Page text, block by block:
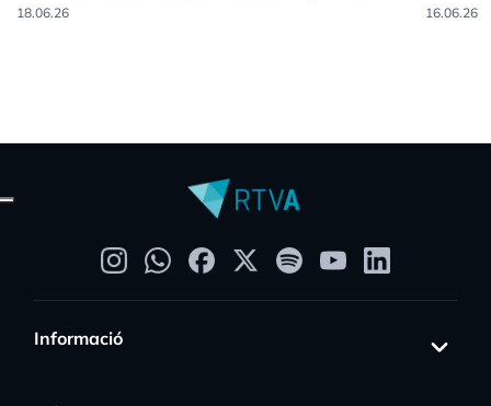
18.06.26 16.06.26
Informació